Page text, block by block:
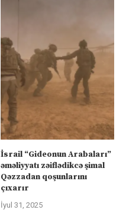
İsrail “Gideonun Arabaları”
əməliyyatı zəiflədikcə şimal
Qəzzadan qoşunlarını
çıxarır
İyul 31, 2025